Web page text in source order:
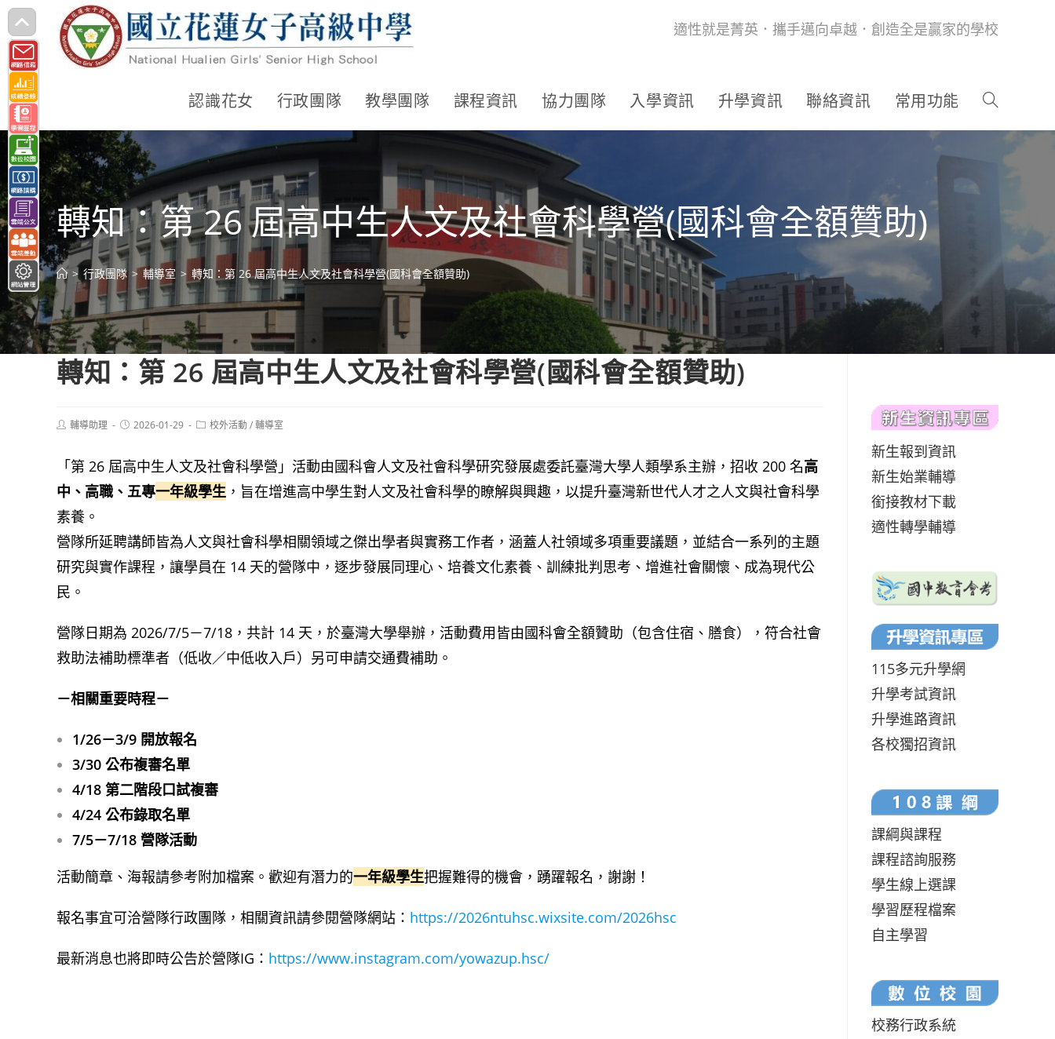
跳
轉
至
主
要
內
容
適性就是菁英．攜手邁向卓越．創造全是贏家的學校
認識花女 行政團隊 教學團隊 課程資訊 協力團隊 入學資訊 升學資訊 聯絡資訊 常用功能
轉知：第 26 屆高中生人文及社會科學營(國科會全額贊助)
> 行政團隊 > 輔導室 > 轉知：第 26 屆高中生人文及社會科學營(國科會全額贊助)
轉知：第 26 屆高中生人文及社會科學營(國科會全額贊助)
Post輔導助理
Post2026-01-29
Post校外活動/輔導室
「第 26 屆高中生人文及社會科學營」活動由國科會人文及社會科學研究發展處委託臺灣大學人類學系主辦，招收 200 名高
中、高職、五專一年級學生 ，旨在增進高中學生對人文及社會科學的瞭解與興趣，以提升臺灣新世代人才之人文與社會科學
素養。
營隊所延聘講師皆為人文與社會科學相關領域之傑出學者與實務工作者，涵蓋人社領域多項重要議題，並結合一系列的主題
研究與實作課程，讓學員在 14 天的營隊中，逐步發展同理心、培養文化素養、訓練批判思考、增進社會關懷、成為現代公
民。
營隊日期為 2026/7/5－7/18，共計 14 天，於臺灣大學舉辦，活動費用皆由國科會全額贊助（包含住宿、膳食），符合社會
救助法補助標準者（低收／中低收入戶）另可申請交通費補助。
－相關重要時程－
1/26－3/9 開放報名
3/30 公布複審名單
4/18 第二階段口試複審
4/24 公布錄取名單
7/5－7/18 營隊活動
活動簡章、海報請參考附加檔案。歡迎有潛力的一年級學生把握難得的機會，踴躍報名，謝謝！
報名事宜可洽營隊行政團隊，相關資訊請參閱營隊網站： https://2026ntuhsc.wixsite.com/2026hsc
最新消息也將即時公告於營隊IG： https://www.instagram.com/yowazup.hsc/
新生報到資訊
新生始業輔導
銜接教材下載
適性轉學輔導
115多元升學網
升學考試資訊
升學進路資訊
各校獨招資訊
課綱與課程
課程諮詢服務
學生線上選課
學習歷程檔案
自主學習
校務行政系統